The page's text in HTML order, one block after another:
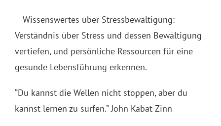
– Wissenswertes über Stressbewältigung:
Verständnis über Stress und dessen Bewältigung
vertiefen, und persönliche Ressourcen für eine
gesunde Lebensführung erkennen.
“Du kannst die Wellen nicht stoppen, aber du
kannst lernen zu surfen.” John Kabat-Zinn